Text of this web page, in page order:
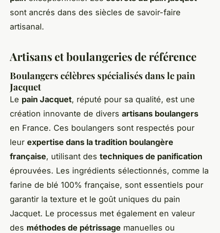
sont ancrés dans des siècles de savoir-faire
artisanal.
Artisans et boulangeries de référence
Boulangers célèbres spécialisés dans le pain
Jacquet
Le pain Jacquet, réputé pour sa qualité, est une
création innovante de divers artisans boulangers
en France. Ces boulangers sont respectés pour
leur expertise dans la tradition boulangère
française, utilisant des techniques de panification
éprouvées. Les ingrédients sélectionnés, comme la
farine de blé 100% française, sont essentiels pour
garantir la texture et le goût uniques du pain
Jacquet. Le processus met également en valeur
des méthodes de pétrissage manuelles ou